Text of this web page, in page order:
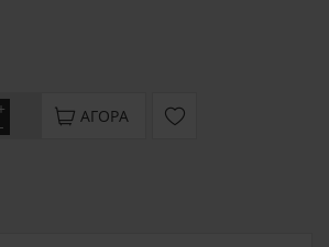
- ΑΓΟΡΆ